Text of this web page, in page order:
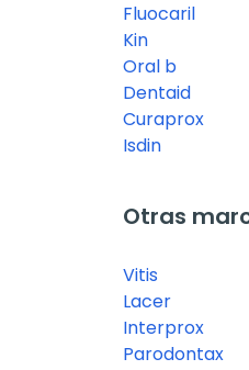
Fluocaril
Kin
Oral b
Dentaid
Curaprox
Isdin
Otras
Vitis
Lacer
Interprox
Parodontax